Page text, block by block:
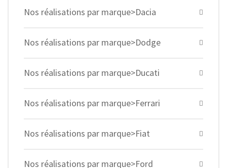
Nos réalisations par marque>Dacia
Nos réalisations par marque>Dodge
Nos réalisations par marque>Ducati
Nos réalisations par marque>Ferrari
Nos réalisations par marque>Fiat
Nos réalisations par marque>Ford